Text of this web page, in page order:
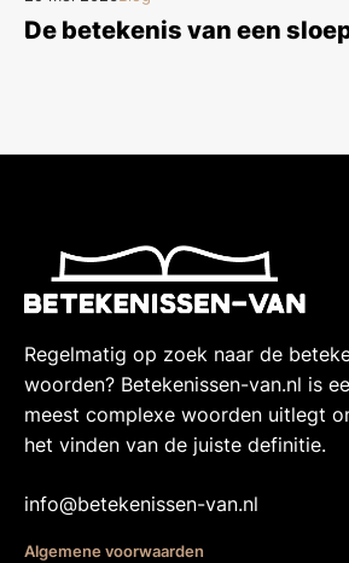
De betekenis van een
Regelmatig op zoek naar de
woorden? Betekenissen-van.nl is
meest complexe woorden uitlegt
het vinden van de juiste definitie.
info@betekenissen-van.nl
Algemene voorwaarden